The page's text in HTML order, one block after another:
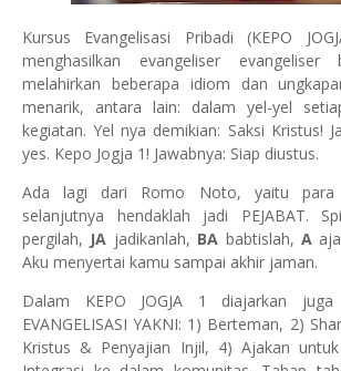
Kursus Evangelisasi Pribadi (KEPO
menghasilkan evangeliser
melahirkan beberapa idiom dan
menarik, antara lain: dalam yel-yel
kegiatan. Yel nya demikian: Saksi Kristus!
yes. Kepo Jogja 1! Jawabnya: Siap diustus.
Ada lagi dari Romo Noto, yaitu para
selanjutnya hendaklah jadi PEJABAT.
pergilah, JA jadikanlah, BA babtislah, A
Aku menyertai kamu sampai akhir jaman.
Dalam KEPO JOGJA 1 diajarkan juga
EVANGELISASI YAKNI: 1) Berteman, 2)
Kristus & Penyajian Injil, 4) Ajakan